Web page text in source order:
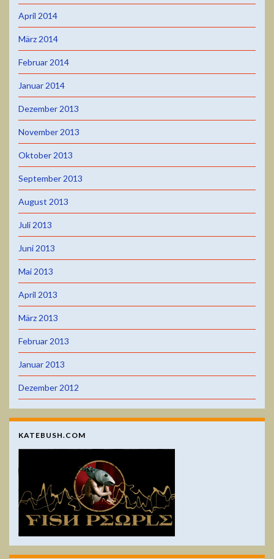
April 2014
März 2014
Februar 2014
Januar 2014
Dezember 2013
November 2013
Oktober 2013
September 2013
August 2013
Juli 2013
Juni 2013
Mai 2013
April 2013
März 2013
Februar 2013
Januar 2013
Dezember 2012
KATEBUSH.COM